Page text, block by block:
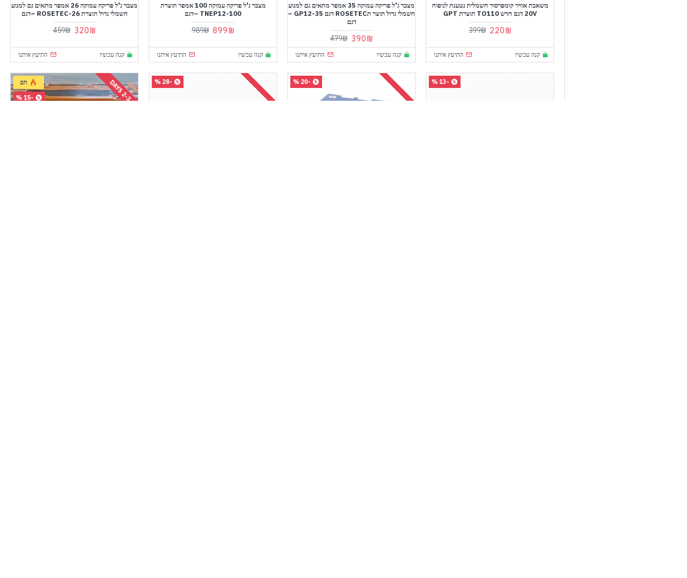
משאבת אוויר קומפרסור חשמלית נטענת לניפוח
20V דגם חדש TO110 תוצרת GPT
220₪
399₪
קנה עכשיו התיעץ איתנו
מצבר ג'ל פריקה עמוקה 35 אמפר מתאים גם למנוע
חשמלי גדול תוצר תROSETEC דגם GP12-35 –
דגם
390₪
479₪
קנה עכשיו התיעץ איתנו
מצבר ג'ל פריקה עמוקה 100 אמפר תוצרת
TNEP12-100 –דגם
899₪
989₪
קנה עכשיו התיעץ איתנו
מצבר ג'ל פריקה עמוקה 26 אמפר מתאים גם למנוע
חשמלי גדול תוצרת ROSETEC-26 –דגם
320₪
459₪
קנה עכשיו התיעץ איתנו
-13 %
-20 %
-28 %
חם
-15 %
2
-
3
D
A
Y
S